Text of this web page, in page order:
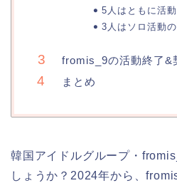
5人はともに活動
3人はソロ活動
fromis_9の活動終了&
まとめ
韓国アイドルグループ・
しょうか？2024年から、